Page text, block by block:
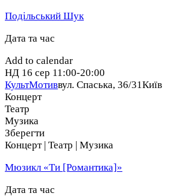
Подільський Шук
Дата та час
Add to calendar
НД 16 сер 11:00-20:00
КультМотиввул. Спаська, 36/31Київ
Концерт
Театр
Музика
Зберегти
Концерт | Театр | Музика
Мюзикл «Ти [Романтика]»
Дата та час